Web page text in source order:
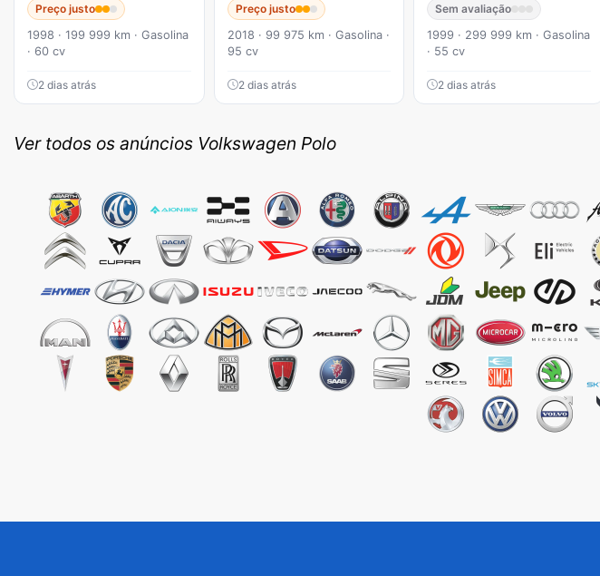
Preço justo
1998 · 199 999 km · Gasolina
· 60 cv
2 dias atrás
Preço justo
2018 · 99 975 km · Gasolina ·
95 cv
2 dias atrás
Sem avaliação
1999 · 299 999 km · Gasolina
· 55 cv
2 dias atrás
Ver todos os anúncios Volkswagen Polo